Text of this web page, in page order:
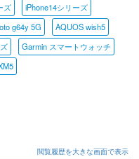
ズ
iPhone14シリーズ
g64y 5G
AQUOS wish5
Garmin スマートウォッチ
閲覧履歴を大きな画面で表示